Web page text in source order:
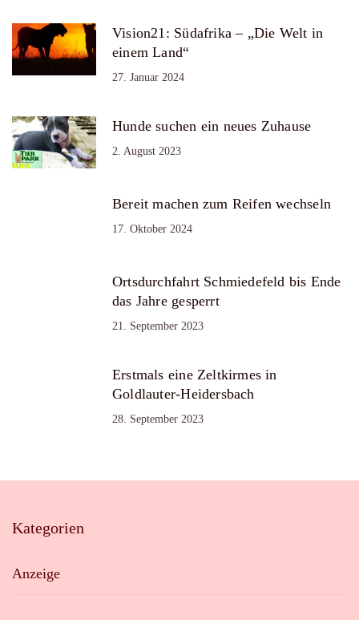
Vision21: Südafrika – „Die Welt in
einem Land“
27. Januar 2024
Hunde suchen ein neues Zuhause
2. August 2023
Bereit machen zum Reifen wechseln
17. Oktober 2024
Ortsdurchfahrt Schmiedefeld bis Ende
das Jahre gesperrt
21. September 2023
Erstmals eine Zeltkirmes in
Goldlauter-Heidersbach
28. September 2023
Kategorien
Anzeige